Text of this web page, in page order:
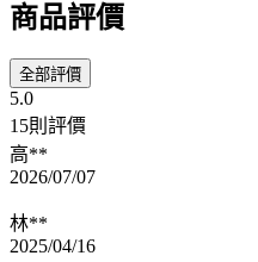
商品評價
全部評價
5.0
15則評價
高**
2026/07/07
林**
2025/04/16